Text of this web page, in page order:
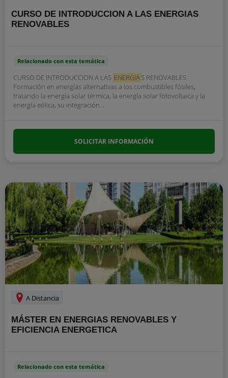
CURSO DE INTRODUCCION A LAS ENERGIAS
RENOVABLES
Relacionado con esta temática
CURSO DE INTRODUCCION A LAS ENERGIAS RENOVABLES
Formación en energías alternativas a los combustibles fósiles,
tratando la energía solar térmica, la energía solar fotovoltaica y la
energía eólica, su integración...
SOLICITAR INFORMACIÓN
A Distancia
MÁSTER EN ENERGIAS RENOVABLES Y
EFICIENCIA ENERGETICA
Relacionado con esta temática